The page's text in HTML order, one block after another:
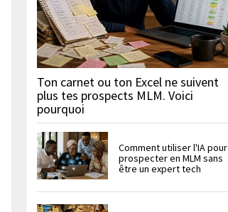
Ton carnet ou ton Excel ne suivent
plus tes prospects MLM. Voici
pourquoi
Comment utiliser l'IA pour
prospecter en MLM sans
être un expert tech